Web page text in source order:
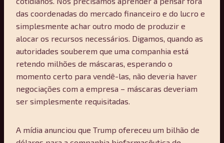
das coordenadas do mercado financeiro e do lucro e
simplesmente achar outro modo de produzir e
alocar os recursos necessários. Digamos, quando as
autoridades souberem que uma companhia está
retendo milhões de máscaras, esperando o
momento certo para vendê-las, não deveria haver
negociações com a empresa – máscaras deveriam
ser simplesmente requisitadas.
A mídia anunciou que Trump ofereceu um bilhão de